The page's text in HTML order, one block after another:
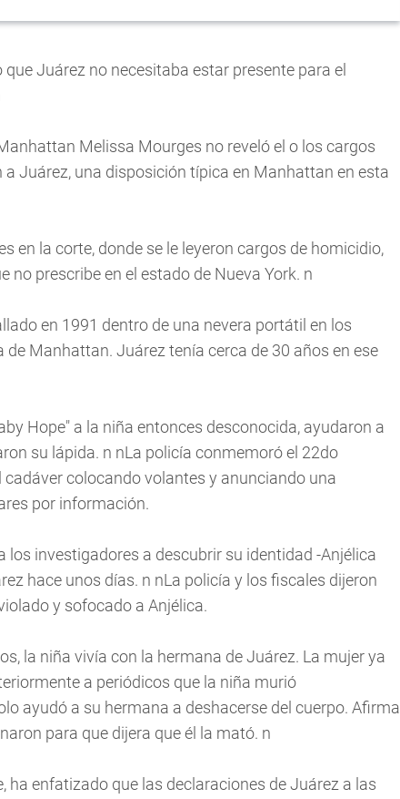
Juárez no necesitaba estar presente para el
Melissa Mourges no reveló el o los cargos
Juárez, una disposición típica en Manhattan en esta
en la corte, donde se le leyeron cargos de homicidio,
no prescribe en el estado de Nueva York. n
en 1991 dentro de una nevera portátil en los
Manhattan. Juárez tenía cerca de 30 años en ese
Hope" a la niña entonces desconocida, ayudaron a
su lápida. n nLa policía conmemoró el 22do
colocando volantes y anunciando una
por información.
los investigadores a descubrir su identidad -Anjélica
hace unos días. n nLa policía y los fiscales dijeron
y sofocado a Anjélica.
la niña vivía con la hermana de Juárez. La mujer ya
a periódicos que la niña murió
ayudó a su hermana a deshacerse del cuerpo. Afirma
para que dijera que él la mató. n
ha enfatizado que las declaraciones de Juárez a las